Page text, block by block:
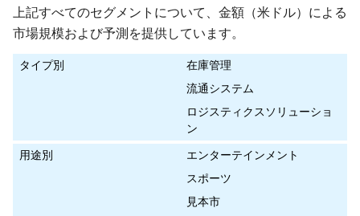
上記すべてのセグメントについて、金額（米ドル）による
市場規模および予測を提供しています。
タイプ別
在庫管理
流通システム
ロジスティクスソリューショ
ン
用途別
エンターテインメント
スポーツ
見本市